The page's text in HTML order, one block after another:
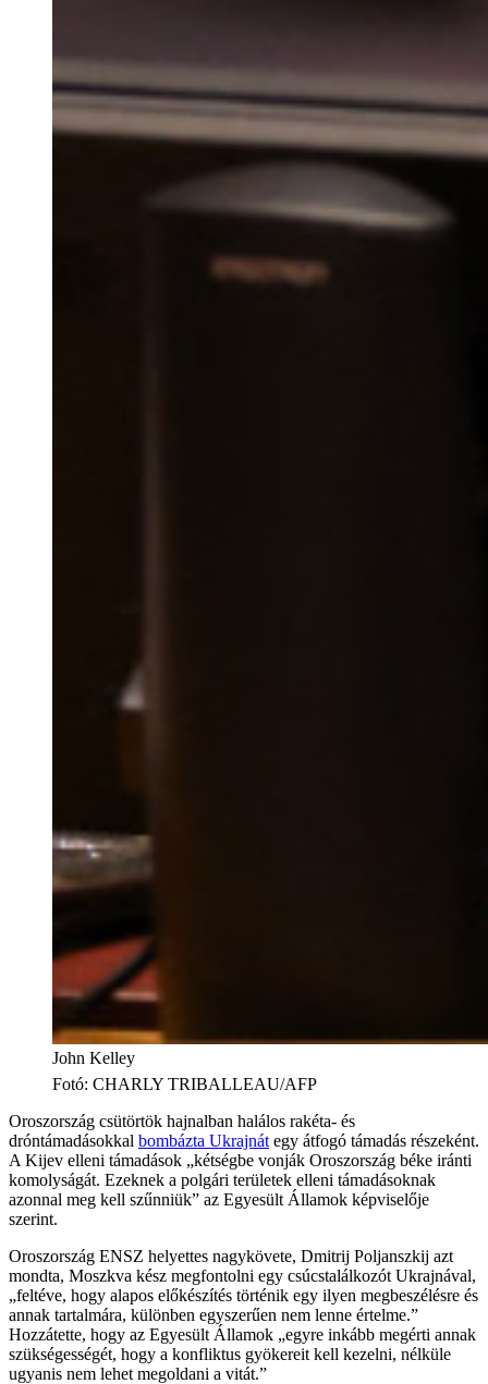
John Kelley
Fotó: CHARLY TRIBALLEAU/AFP
Oroszország csütörtök hajnalban halálos rakéta- és
dróntámadásokkal bombázta Ukrajnát egy átfogó támadás részeként.
A Kijev elleni támadások „kétségbe vonják Oroszország béke iránti
komolyságát. Ezeknek a polgári területek elleni támadásoknak
azonnal meg kell szűnniük” az Egyesült Államok képviselője
szerint.
Oroszország ENSZ helyettes nagykövete, Dmitrij Poljanszkij azt
mondta, Moszkva kész megfontolni egy csúcstalálkozót Ukrajnával,
„feltéve, hogy alapos előkészítés történik egy ilyen megbeszélésre és
annak tartalmára, különben egyszerűen nem lenne értelme.”
Hozzátette, hogy az Egyesült Államok „egyre inkább megérti annak
szükségességét, hogy a konfliktus gyökereit kell kezelni, nélküle
ugyanis nem lehet megoldani a vitát.”